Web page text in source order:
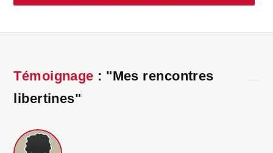
Témoignage : "Mes rencontres
libertines"